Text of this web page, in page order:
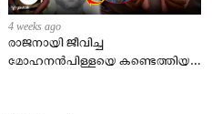
4 weeks ago
രാജനായി ജീവിച്ച
മോഹനൻപിള്ളയെ കണ്ടെത്തിയത്